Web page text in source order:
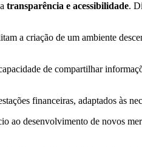
transparência e acessibilidade.
a criação de um ambiente
de compartilhar
financeiras, adaptados às
ao desenvolvimento de novos